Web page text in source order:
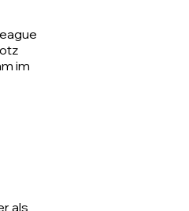
im
als